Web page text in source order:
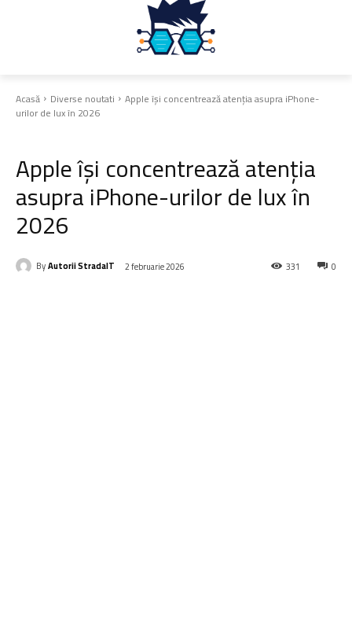
Acasă Diverse noutati Apple își concentrează atenția asupra iPhone-
urilor de lux în 2026
Apple își concentrează atenția
asupra iPhone-urilor de lux în
2026
ByAutorii StradaIT 2 februarie 2026 0
331